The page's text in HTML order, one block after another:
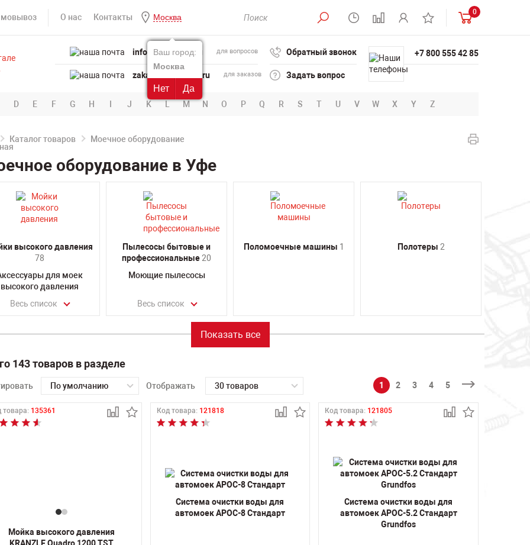
О нас Контакты Москва
Ваш город:
Москва
Нет Да
0
info@powertool.ru для вопросов
zakaz@powertool.ru для заказов
Обратный звонок
Задать вопрос
+7 800 555 42 85
D E F G H I J K L M N O P Q R S T U V W X Y Z
Каталог товаров Моечное оборудование
оборудование в Уфе
высокого давления
78
для моек
высокого давления
Весь список
Пылесосы бытовые и
профессиональные20
Моющие пылесосы
Весь список
Поломоечные машины 1 Полотеры 2
Показать все
143 товаров в разделе
По умолчанию Отображать 30 товаров 1 2 3 4 5
товара: 135361
Мойка высокого давления
Код товара: 121818
Система очистки воды для
автомоек АРОС-8 Стандарт
Код товара: 121805
Система очистки воды для
автомоек АРОС-5.2 Стандарт
Grundfos